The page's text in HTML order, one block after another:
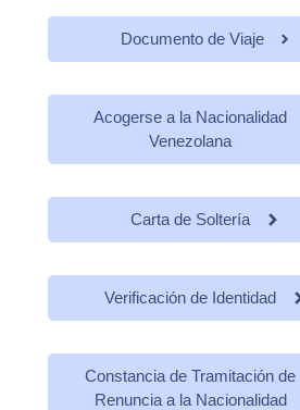
Documento de Viaje
Acogerse a la Nacionalidad
Venezolana
Carta de Soltería
Verificación de Identidad
Constancia de Tramitación de
Renuncia a la Nacionalidad